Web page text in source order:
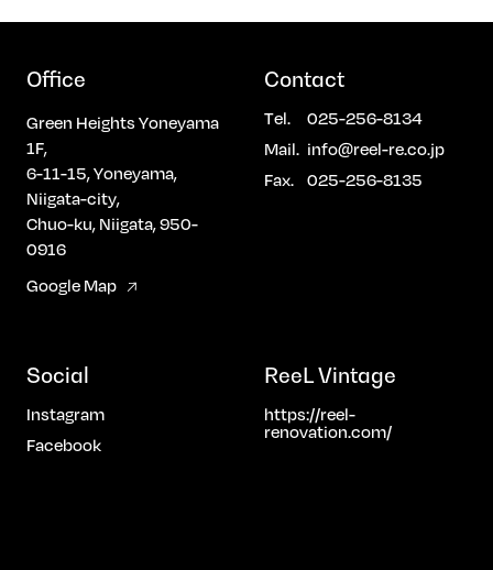
（SAT）10:00 GRAND OPEN
[https://modify-house.com/]
一貫してサポートします。 ■ “あな
さ。ライフスタイルや家族構成に合
だわったデザイン設計により、「自
分たちらしい住まい」を実現できま
す。 ■ 今、中古住宅が注目される
理由 近年の中東情勢の影響により、
建築資材の価格高騰や供給不安が続
いています。そのため、新築住宅に
こだわらず、中古戸建や中古マンシ
される方が増えています。 コストバ
感じる”ことから。住まいづくりの
ください。 【こんな方におすすめ】
・新築か中古か迷っている方・自分
Office
Green Heights Yoneyama
1F,
6-11-15, Yoneyama,
Niigata-city,
Chuo-ku, Niigata, 950-
0916
Google Map
Contact
Tel.
025-256-8134
Mail. info@reel-re.co.jp
Fax.
025-256-8135
Social
Instagram
Facebook
ReeL Vintage
https://reel-
renovation.com/